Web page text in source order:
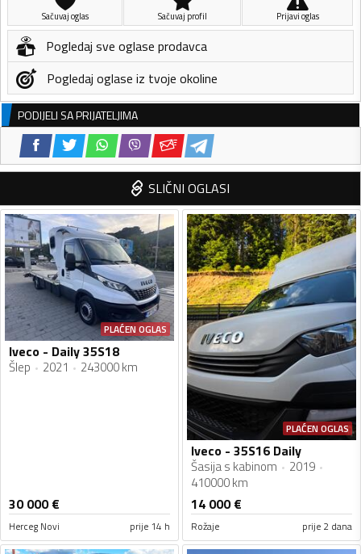
Sačuvaj oglas Sačuvaj profil Prijavi oglas
Pogledaj sve oglase prodavca
Pogledaj oglase iz tvoje okoline
PODIJELI SA PRIJATELJIMA
SLIČNI OGLASI
PLAĆEN OGLAS
Iveco - Daily 35S18
Šlep 2021 243000 km
30 000€
Herceg Novi prije 14 h
PLAĆEN OGLAS
Iveco - 35S16 Daily
Šasija s kabinom
2019
410000 km
14 000€
Rožaje prije 2 dana